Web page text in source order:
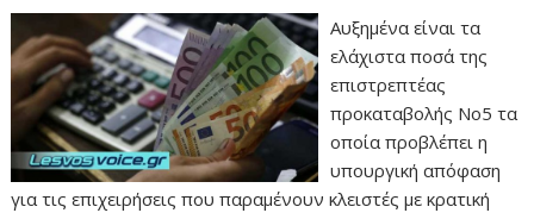
Αυξημένα είναι τα
ελάχιστα ποσά της
επιστρεπτέας
προκαταβολής Νο5 τα
οποία προβλέπει η
υπουργική απόφαση
για τις επιχειρήσεις που παραμένουν κλειστές με κρατική